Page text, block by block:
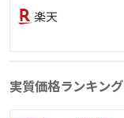
楽天
実質価格ランキング